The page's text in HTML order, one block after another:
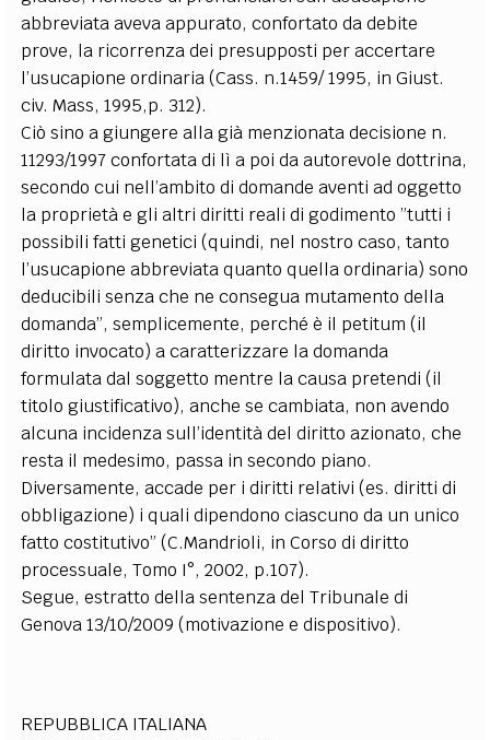
abbreviata aveva appurato, confortato da debite
prove, la ricorrenza dei presupposti per accertare
l’usucapione ordinaria (Cass. n.1459/ 1995, in Giust.
civ. Mass, 1995,p. 312).
Ciò sino a giungere alla già menzionata decisione n.
11293/1997 confortata di lì a poi da autorevole dottrina,
secondo cui nell’ambito di domande aventi ad oggetto
la proprietà e gli altri diritti reali di godimento ”tutti i
possibili fatti genetici (quindi, nel nostro caso, tanto
l’usucapione abbreviata quanto quella ordinaria) sono
deducibili senza che ne consegua mutamento della
domanda”, semplicemente, perché è il petitum (il
diritto invocato) a caratterizzare la domanda
formulata dal soggetto mentre la causa pretendi (il
titolo giustificativo), anche se cambiata, non avendo
alcuna incidenza sull’identità del diritto azionato, che
resta il medesimo, passa in secondo piano.
Diversamente, accade per i diritti relativi (es. diritti di
obbligazione) i quali dipendono ciascuno da un unico
fatto costitutivo” (C.Mandrioli, in Corso di diritto
processuale, Tomo I°, 2002, p.107).
Segue, estratto della sentenza del Tribunale di
Genova 13/10/2009 (motivazione e dispositivo).
REPUBBLICA ITALIANA